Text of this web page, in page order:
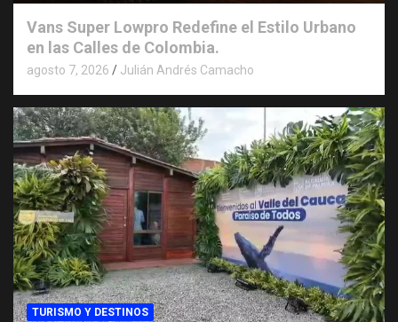
Vans Super Lowpro Redefine el Estilo Urbano
en las Calles de Colombia.
agosto 7, 2026 Julián Andrés Camacho
TURISMO Y DESTINOS